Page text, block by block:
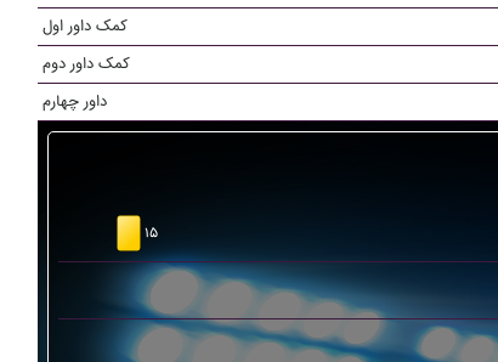
کمک داور اول
کمک داور دوم
داور چهارم
۱۵